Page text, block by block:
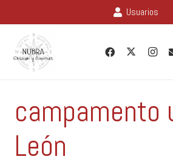
Usuarios
campamento
León